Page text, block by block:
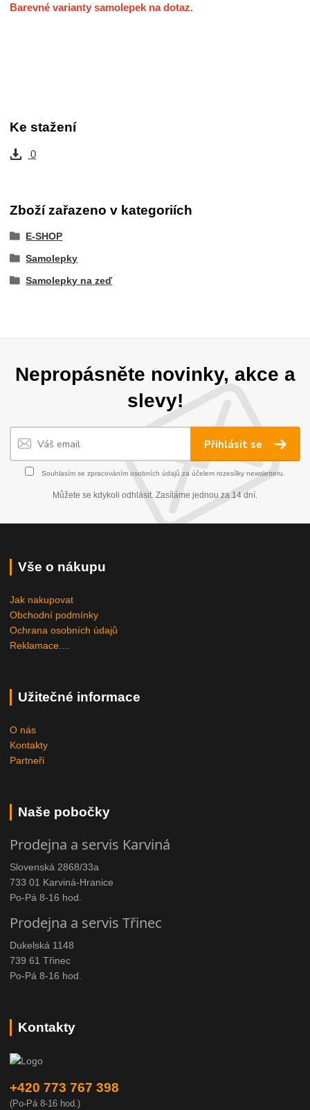
Barevné varianty samolepek na dotaz.
Ke stažení
0
Zboží zařazeno v kategoriích
E-SHOP
Samolepky
Samolepky na zeď
Nepropásněte novinky, akce a
slevy!
Přihlásit se
Souhlasím se zpracováním osobních údajů za účelem rozesílky newsletteru.
Můžete se kdykoli odhlásit. Zasíláme jednou za 14 dní.
Vše o nákupu
Jak nakupovat
Obchodní podmínky
Ochrana osobních údajů
Reklamace....
Užitečné informace
O nás
Kontakty
Partneři
Naše pobočky
Prodejna a servis Karviná
Slovenská 2868/33a
733 01 Karviná-Hranice
Po-Pá 8-16 hod.
Prodejna a servis Třinec
Dukelská 1148
739 61 Třinec
Po-Pá 8-16 hod.
Kontakty
+420 773 767 398
(Po-Pá 8-16 hod.)